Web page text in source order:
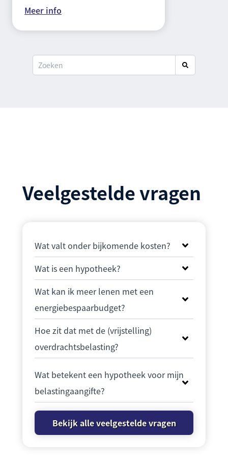
Meer info
Veelgestelde vragen
Wat valt onder bijkomende kosten?
Wat is een hypotheek?
Wat kan ik meer lenen met een
energiebespaarbudget?
Hoe zit dat met de (vrijstelling)
overdrachtsbelasting?
Wat betekent een hypotheek voor mijn
belastingaangifte?
Bekijk alle veelgestelde vragen